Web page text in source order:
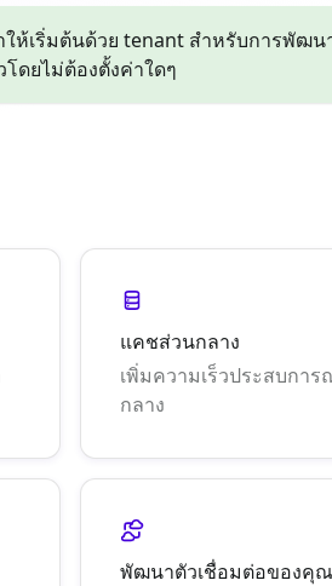
ให้เริ่มต้นด้วย tenant สำหรับการพัฒ
ดยไม่ต้องตั้งค่าใดๆ
แคชส่วนกลาง
เพิ่มความเร็วประสบกา
กลาง
พัฒนาตัวเชื่อมต่อของคุณ